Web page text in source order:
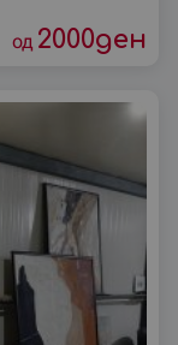
од 2000ден